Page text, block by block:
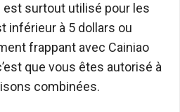
est surtout utilisé pour les
inférieur à 5 dollars ou
frappant avec Cainiao
que vous êtes autorisé à
combinées.